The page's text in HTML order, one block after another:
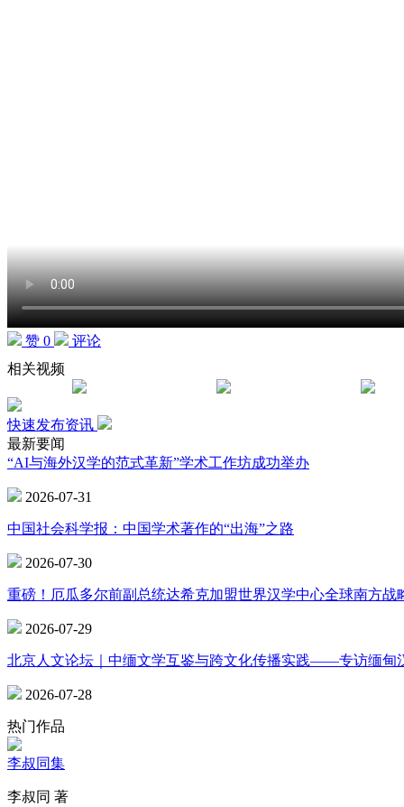
赞 0
评论
相关视频
快速发布资讯
最新要闻
“AI与海外汉学的范式革新”学术工作坊成功举办
2026-07-31
中国社会科学报：中国学术著作的“出海”之路
2026-07-30
重磅！厄瓜多尔前副总统达希克加盟世界汉学中心全球南方战
2026-07-29
北京人文论坛｜中缅文学互鉴与跨文化传播实践——专访缅甸
2026-07-28
热门作品
李叔同集
李叔同 著